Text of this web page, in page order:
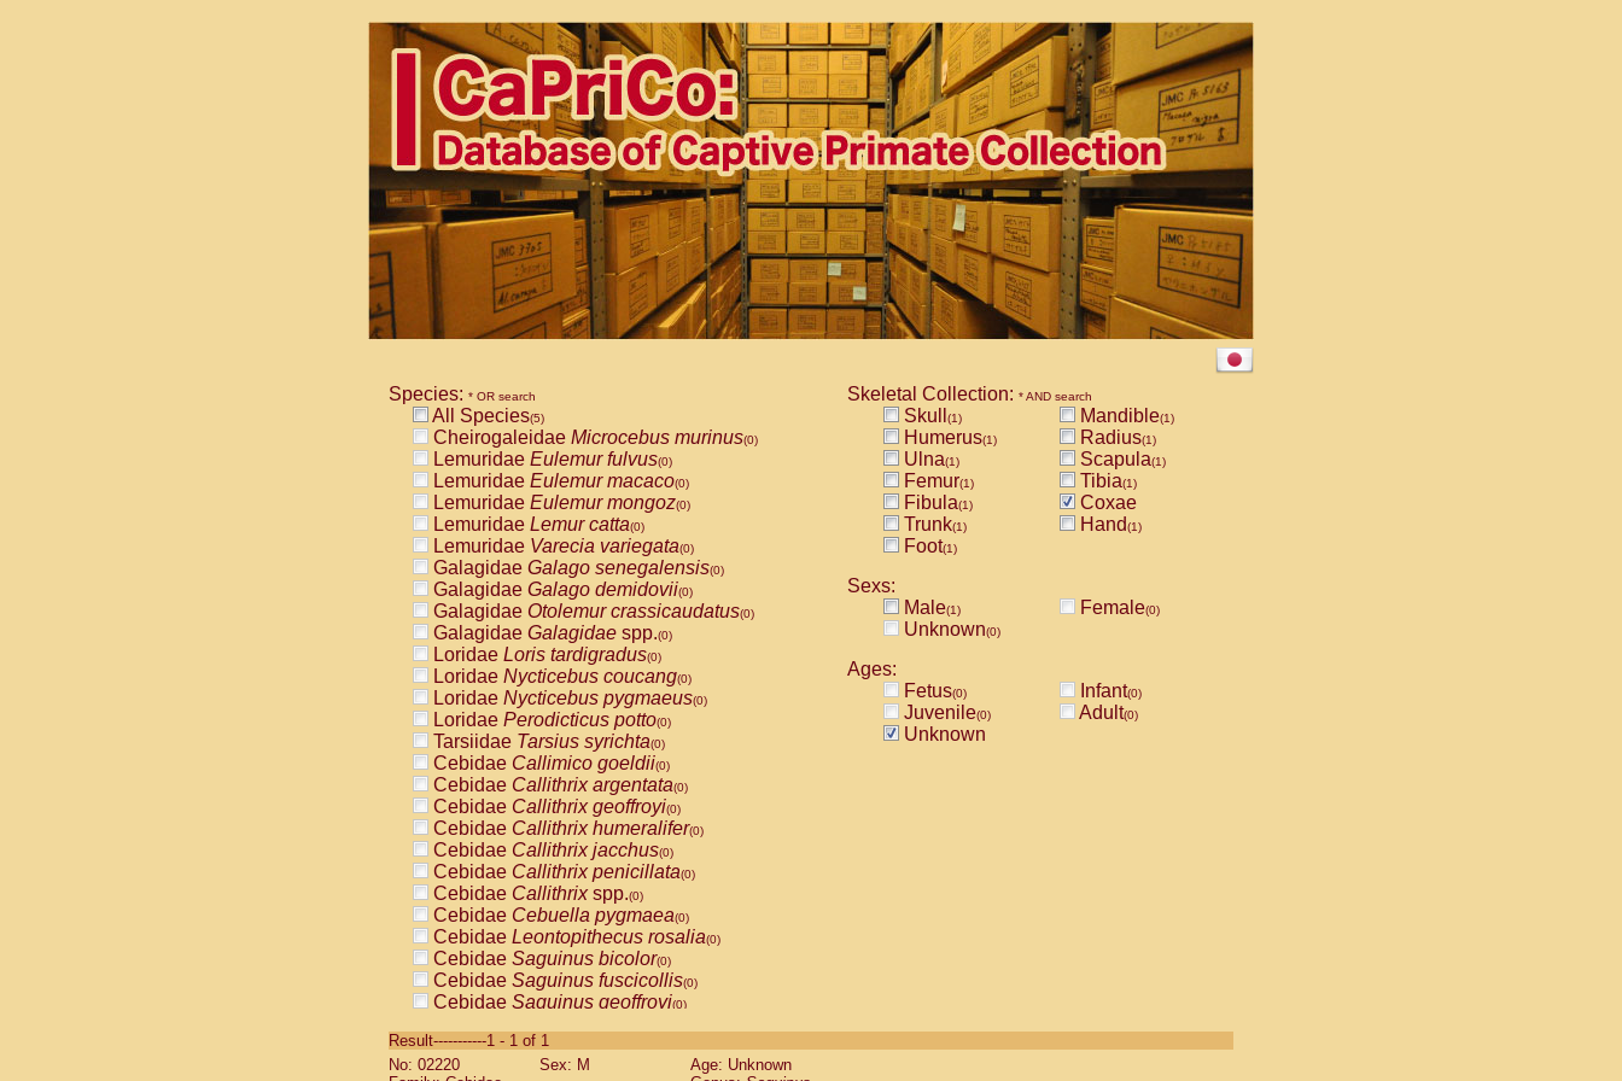
Species: * OR search
All Species(5)
Cheirogaleidae Microcebus murinus(0)
Lemuridae Eulemur fulvus(0)
Lemuridae Eulemur macaco(0)
Lemuridae Eulemur mongoz(0)
Lemuridae Lemur catta(0)
Lemuridae Varecia variegata(0)
Galagidae Galago senegalensis(0)
Galagidae Galago demidovii(0)
Galagidae Otolemur crassicaudatus(0)
Galagidae Galagidae spp.(0)
Loridae Loris tardigradus(0)
Loridae Nycticebus coucang(0)
Loridae Nycticebus pygmaeus(0)
Loridae Perodicticus potto(0)
Tarsiidae Tarsius syrichta(0)
Cebidae Callimico goeldii(0)
Cebidae Callithrix argentata(0)
Cebidae Callithrix geoffroyi(0)
Cebidae Callithrix humeralifer(0)
Cebidae Callithrix jacchus(0)
Cebidae Callithrix penicillata(0)
Cebidae Callithrixspp.(0)
Cebidae Cebuella pygmaea(0)
Cebidae Leontopithecus rosalia(0)
Cebidae Saguinus bicolor(0)
Cebidae Saguinus fuscicollis(0)
Cebidae Saguinus geoffroyi(0)
CebidaeSaguinus labiatus(0)
Cebidae Saguinus leucopus (0)
Skeletal Collection: * AND search
Skull (1) Mandible(1)
Humerus(1) Radius(1)
Ulna(1) Scapula(1)
Femur(1) Tibia(1)
Fibula(1)
Coxae
Trunk(1) Hand(1)
Foot(1)
Sexs:
Male(1) Female(0)
Unknown(0)
Ages:
Fetus(0) Infant(0)
Juvenile(0) Adult(0)
Unknown
Result-----------1 - 1 of 1
No: 02220
Sex: M
Age: Unknown